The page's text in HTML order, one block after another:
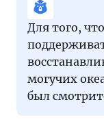
Для того,
могучих
был